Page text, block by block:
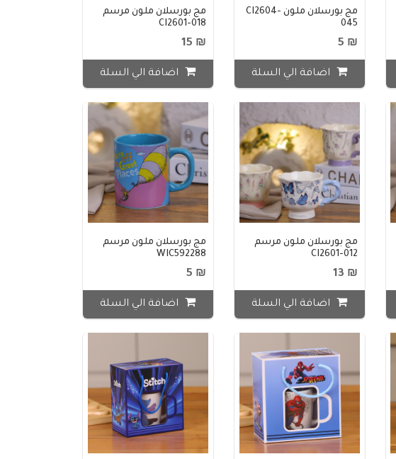
مج بورسلان ملون CI2604-
045
₪ 5
اضافة الي السلة
مج بورسلان ملون مرسم
CI2601-018
₪ 15
اضافة الي السلة
مج بورسلان ملون مرسم
CI2601-012
₪ 13
اضافة الي السلة
مج بورسلان ملون مرسم
WIC592288
₪ 5
اضافة الي السلة